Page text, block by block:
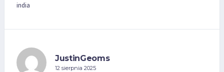
india
JustinGeoms
12 sierpnia 2025